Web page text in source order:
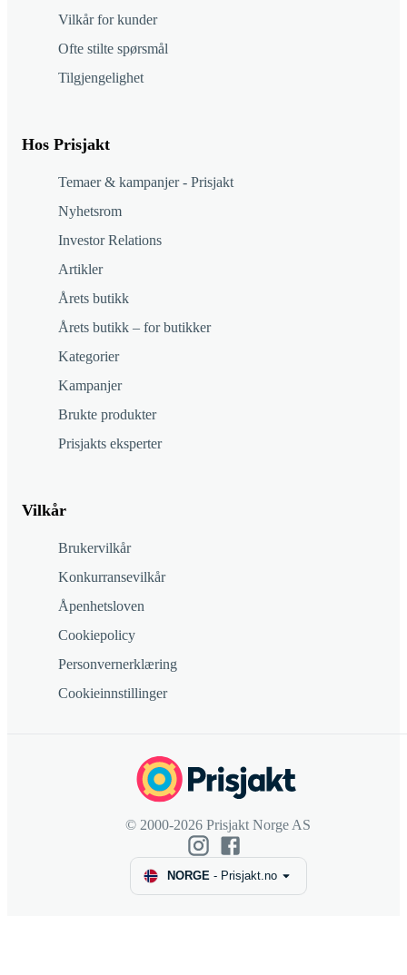
Vilkår for kunder
Ofte stilte spørsmål
Tilgjengelighet
Hos Prisjakt
Temaer & kampanjer - Prisjakt
Nyhetsrom
Investor Relations
Artikler
Årets butikk
Årets butikk – for butikker
Kategorier
Kampanjer
Brukte produkter
Prisjakts eksperter
Vilkår
Brukervilkår
Konkurransevilkår
Åpenhetsloven
Cookiepolicy
Personvernerklæring
Cookieinnstillinger
© 2000-2026 Prisjakt Norge AS
NORGE- Prisjakt.no